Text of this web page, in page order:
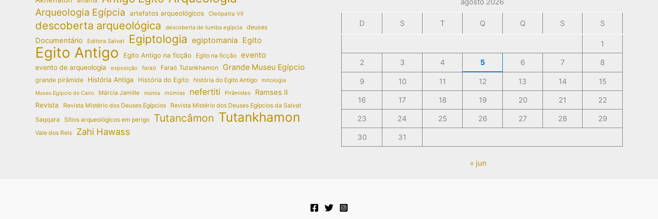
Arqueologia Egípcia artefatos arqueológicos Cleópatra VII
descoberta arqueológica descoberta de tumba egípcia deuses
Documentário Editora Salvat Egiptologia egiptomania Egito
Egito Antigo Egito Antigo na ficção Egito na ficção evento
evento de arqueologia exposição faraó Faraó Tutankhamon Grande Museu Egípcio
grande pirâmide História Antiga História do Egito história do Egito Antigo mitologia
Museu Egípcio do Cairo Márcia Jamille múmia múmias nefertiti Pirâmides Ramses II
Revista Revista Mistério dos Deuses Egípcios
Revista Mistério dos Deuses Egípcios da Salvat
Saqqara Sítios arqueológicos em perigo Tutancâmon Tutankhamon
Vale dos Reis Zahi Hawass
D S T Q Q S S
1
2
3 4 5 6 7 8
9 10 11 12 13 14
15
16
17 18 19 20 21
22
23
24 25 26 27 28
29
30
31
« jun